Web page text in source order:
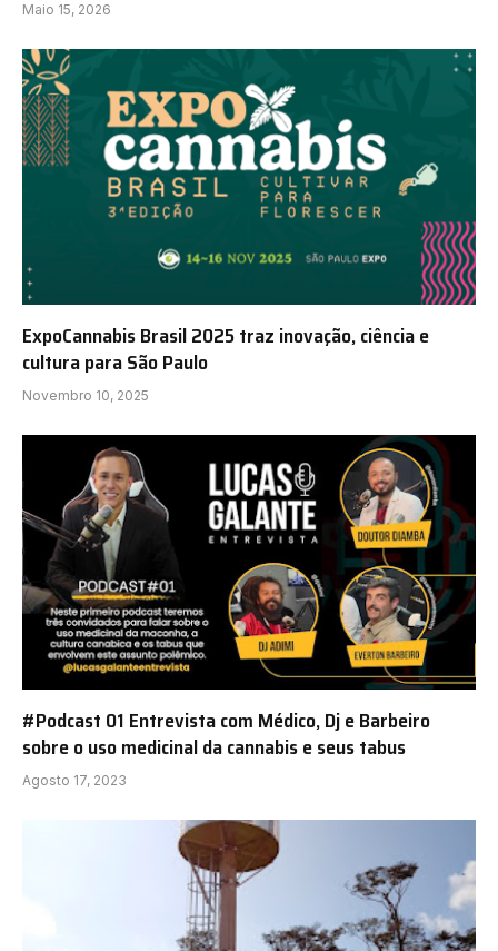
Maio 15, 2026
ExpoCannabis Brasil 2025 traz inovação, ciência e
cultura para São Paulo
Novembro 10, 2025
#Podcast 01 Entrevista com Médico, Dj e Barbeiro
sobre o uso medicinal da cannabis e seus tabus
Agosto 17, 2023